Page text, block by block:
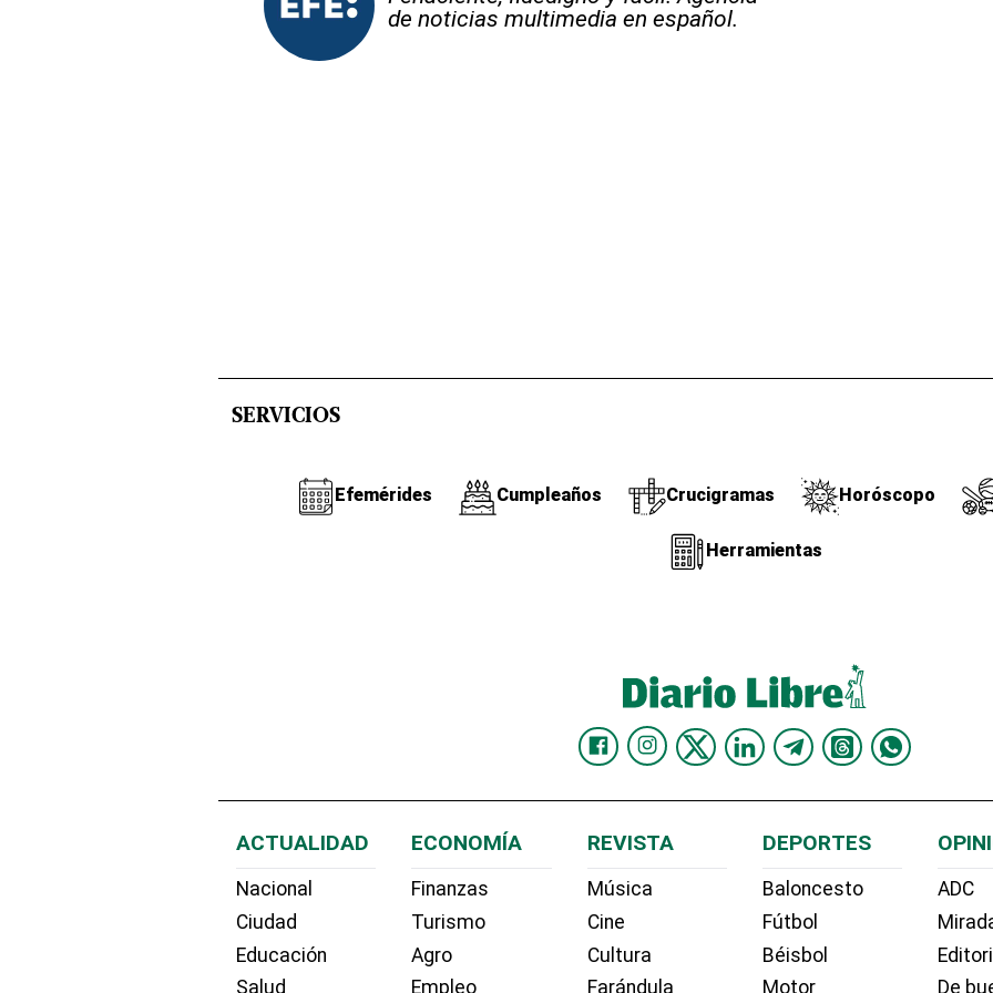
de noticias multimedia en español.
SERVICIOS
Efemérides Cumpleaños Crucigramas Horóscopo
Herramientas
ACTUALIDAD
Nacional
Ciudad
Educación
Salud
ECONOMÍA
Finanzas
Turismo
Agro
Empleo
REVISTA
Música
Cine
Cultura
Farándula
DEPORTES
Baloncesto
Fútbol
Béisbol
Motor
ADC
De